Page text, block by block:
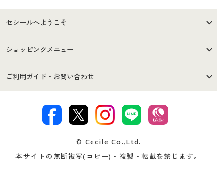
セシールへようこそ
はじめての方へ
セシールご利用規約
著作権・商標について 会社案内
ショッピングメニュー
商品カテゴリ
プレゼント＆キャンペーン サイトマップ
ご利用ガイド・お問い合わせ
交換・返品は お支払は
ついて
忘れの場合
© Cecile Co.,Ltd.
本サイトの無断複写(コピー)・複製・転載を禁じます。